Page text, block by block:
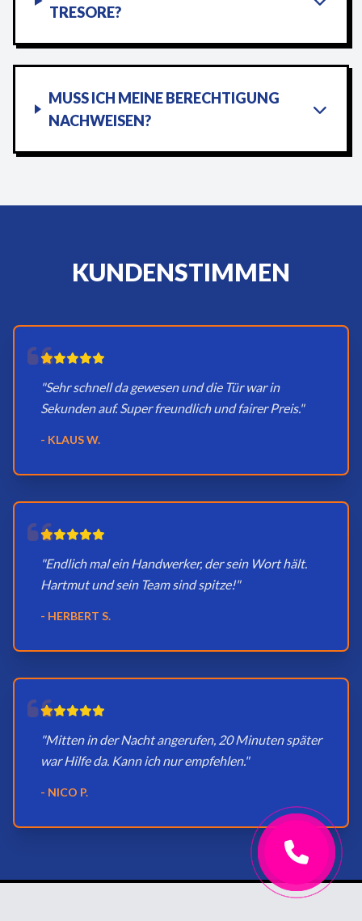
TRESORE?
MUSS ICH MEINE BERECHTIGUNG
NACHWEISEN?
KUNDENSTIMMEN
"Sehr schnell da gewesen und die Tür war in
Sekunden auf. Super freundlich und fairer Preis."
- KLAUS W.
"Endlich mal ein Handwerker, der sein Wort hält.
Hartmut und sein Team sind spitze!"
- HERBERT S.
"Mitten in der Nacht angerufen, 20 Minuten später
war Hilfe da. Kann ich nur empfehlen."
- NICO P.